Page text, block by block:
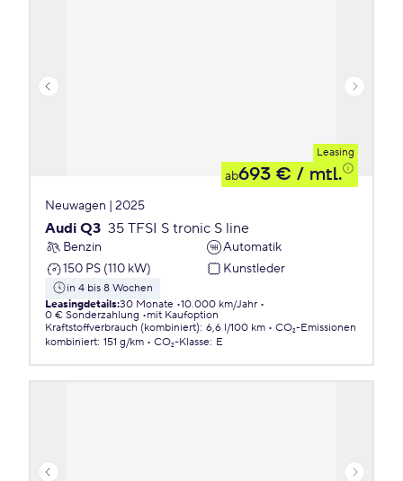
Leasing
ab693 € / mtl.
Neuwagen | 2025
Audi Q3 35 TFSI S tronic S line
Benzin
Automatik
150 PS (110 kW)
Kunstleder
in 4 bis 8 Wochen
Leasingdetails:30 Monate 10.000 km/Jahr
0 € Sonderzahlung
mit Kaufoption
Kraftstoffverbrauch (kombiniert): 6,6 l/100 km
CO₂-Emissionen
kombiniert: 151 g/km CO₂-Klasse: E